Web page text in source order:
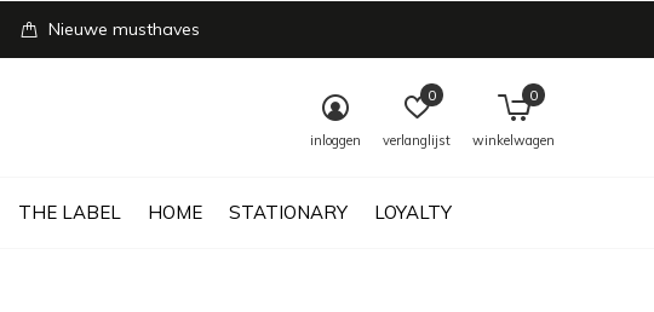
THE LABEL HOME STATIONARY LOYALTY
inloggen verlanglijst
0
winkelwagen
0
Nieuwe musthaves